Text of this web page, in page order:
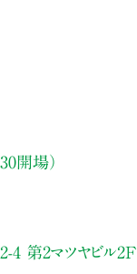
開場）
4 第2マツヤビル2F